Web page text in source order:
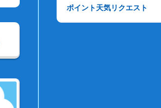
ポイント天気リクエスト